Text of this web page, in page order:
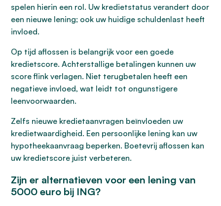
spelen hierin een rol. Uw kredietstatus verandert door
een nieuwe lening; ook uw huidige schuldenlast heeft
invloed.
Op tijd aflossen is belangrijk voor een goede
kredietscore. Achterstallige betalingen kunnen uw
score flink verlagen. Niet terugbetalen heeft een
negatieve invloed, wat leidt tot ongunstigere
leenvoorwaarden.
Zelfs nieuwe kredietaanvragen beïnvloeden uw
kredietwaardigheid. Een persoonlijke lening kan uw
hypotheekaanvraag beperken. Boetevrij aflossen kan
uw kredietscore juist verbeteren.
Zijn er alternatieven voor een lening van
5000 euro bij ING?